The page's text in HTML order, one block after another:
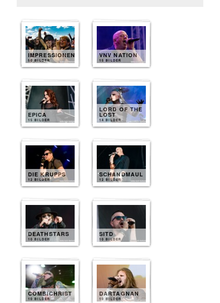
IMPRESSIONEN
50 BILDER
VNV NATION
15 BILDER
EPICA
15 BILDER
LORD OF THE
LOST
14 BILDER
DIE KRUPPS
12 BILDER
SCHANDMAUL
12 BILDER
DEATHSTARS
10 BILDER
SITD
10 BILDER
COMBICHRIST
10 BILDER
DARTAGNAN
10 BILDER